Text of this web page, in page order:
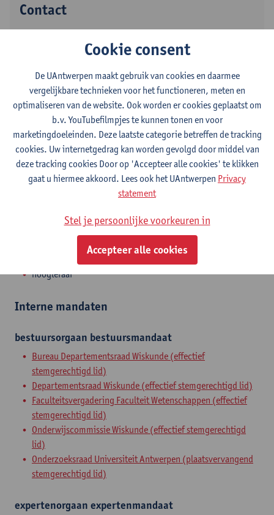
Contact
+3232653728
Middelheimlaan 1
2020 Antwerpen, BEL
Afdeling
Departement Wiskunde
Statuut & functies
Zelfstandig academisch pers.
hoogleraar
Interne mandaten
bestuursorgaan bestuursmandaat
Bureau Departementsraad Wiskunde (effectief
stemgerechtigd lid)
Departementsraad Wiskunde (effectief stemgerechtigd lid)
Faculteitsvergadering Faculteit Wetenschappen (effectief
stemgerechtigd lid)
Onderwijscommissie Wiskunde (effectief stemgerechtigd
lid)
Onderzoeksraad Universiteit Antwerpen (plaatsvervangend
stemgerechtigd lid)
expertenorgaan expertenmandaat
Cookie consent
De UAntwerpen maakt gebruik van cookies en daarmee
vergelijkbare technieken voor het functioneren, meten en
optimaliseren van de website. Ook worden er cookies geplaatst om
b.v. YouTubefilmpjes te kunnen tonen en voor
marketingdoeleinden. Deze laatste categorie betreffen de tracking
cookies. Uw internetgedrag kan worden gevolgd door middel van
deze tracking cookies Door op 'Accepteer alle cookies' te klikken
gaat u hiermee akkoord. Lees ook het UAntwerpen Privacy
statement
Stel je persoonlijke voorkeuren in
Accepteer alle cookies